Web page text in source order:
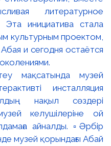
мақсатында музей
инсталляция
нақыл сөздері
келушілеріне ой
айналды. ▫️Әрбір
музей қорындағы Абай